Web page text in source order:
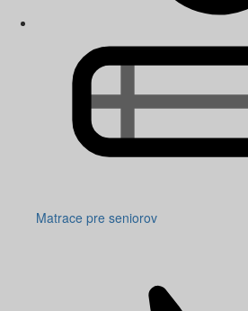
Matrace pre seniorov